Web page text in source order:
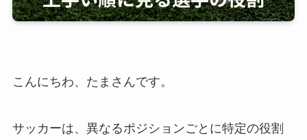
こんにちわ、たまさんです。
サッカーは、異なるポジションごとに特定の役割